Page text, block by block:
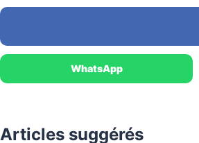
WhatsApp
Articles suggérés